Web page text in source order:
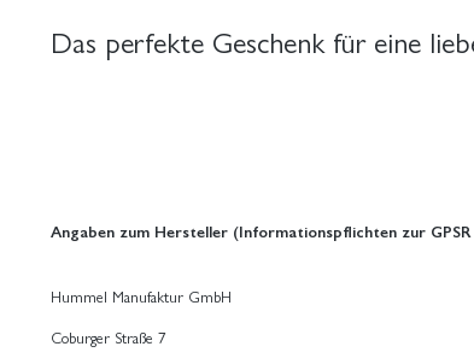
Das perfekte Geschenk für eine
Angaben zum Hersteller (Informationspflichten zur
Hummel Manufaktur GmbH
Coburger Straße 7